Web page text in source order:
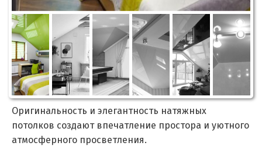
Оригинальность и элегантность натяжных
потолков создают впечатление простора и уютного
атмосферного просветления.